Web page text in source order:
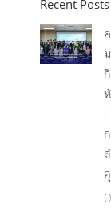
Recent Posts